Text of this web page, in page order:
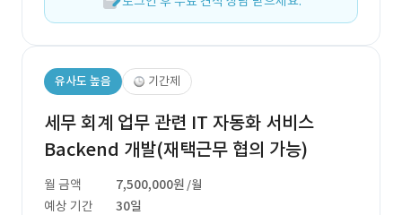
유사도 높음 기간제
세무 회계 업무 관련 IT 자동화 서비스
Backend 개발(재택근무 협의 가능)
월 금액 7,500,000원 /월
예상 기간
30일